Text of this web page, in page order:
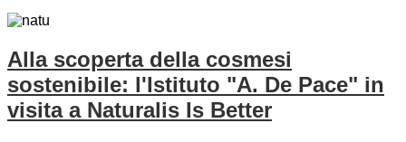
Alla scoperta della cosmesi
sostenibile: l'Istituto "A. De Pace" in
visita a Naturalis Is Better